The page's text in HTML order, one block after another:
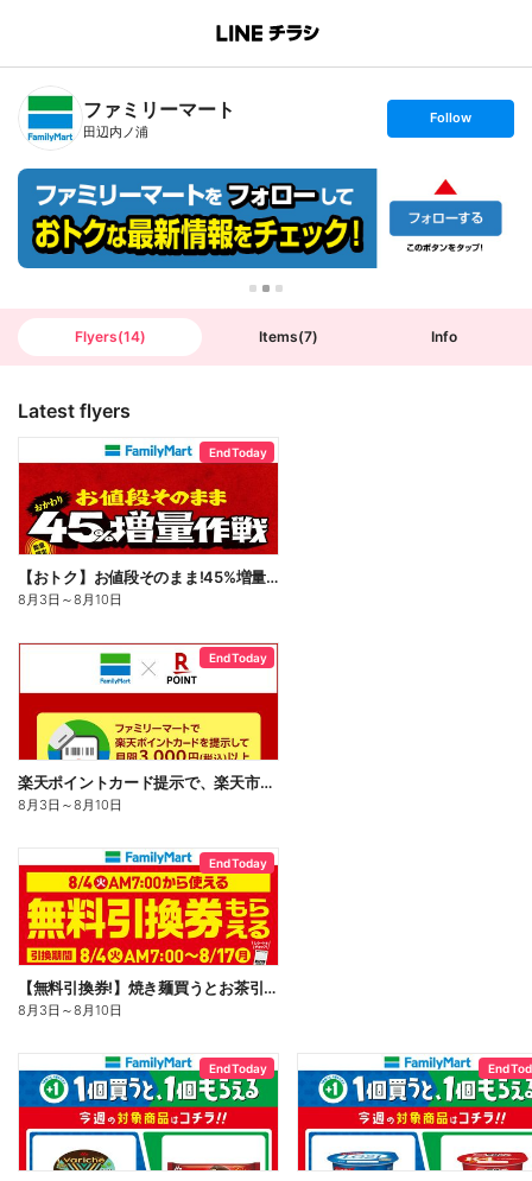
B
n
T
ファミリーマート
田辺内ノ浦
s
t
w
Follow
Flyers(14) Items(7) Info
Latest flyers
End Today
【おトク】お値段そのまま!45%増量作戦!
8月3日 ～8月10日
End Today
楽天ポイントカード提示で、楽天市場でのお買い物がおトクに!
8月3日 ～8月10日
End Today
【無料引換券!】焼き麺買うとお茶引換券貰える!
8月3日 ～8月10日
End Today End